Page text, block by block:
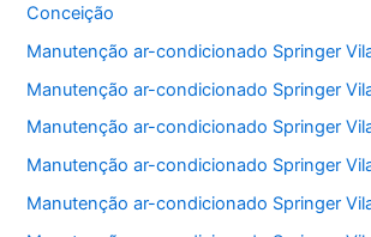
Conceição
Manutenção ar-condicionado Springer
Manutenção ar-condicionado Springer
Manutenção ar-condicionado Springer
Manutenção ar-condicionado Springer
Manutenção ar-condicionado Springer